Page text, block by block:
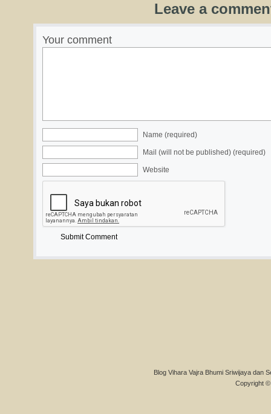
Leave a
Your comment
Name (required)
Mail (will not be published) (required)
Website
Blog Vihara Vajra Bhumi Sriwijaya dan
Copyright ©